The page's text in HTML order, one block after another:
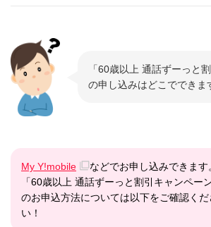
「60歳以上 通話ずーっと
の申し込みはどこでできま
My Y!mobile
などでお申し込みできます
「60歳以上 通話ずーっと割引キャンペー
のお申込方法については以下をご確認くだ
い！